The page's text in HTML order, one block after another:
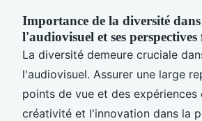
Importance de la diversité dans
l'audiovisuel et ses
La diversité demeure cruciale
l'audiovisuel. Assurer une large
points de vue et des expériences
créativité et l'innovation dans la